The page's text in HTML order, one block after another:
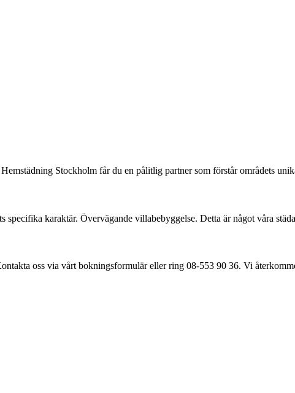
Stockholm får du en pålitlig partner som förstår områdets
specifika karaktär. Övervägande villabebyggelse. Detta är något våra
oss via vårt bokningsformulär eller ring 08-553 90 36. Vi